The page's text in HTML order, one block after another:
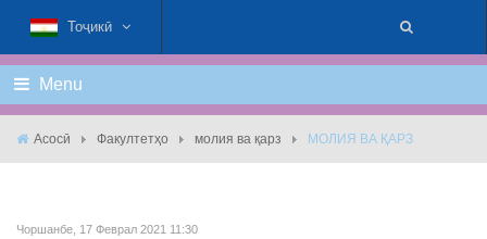
Тоҷикӣ
Menu
Асосӣ Факултетҳо молия ва қарз МОЛИЯ ВА ҚАРЗ
Чоршанбе, 17 Феврал 2021 11:30